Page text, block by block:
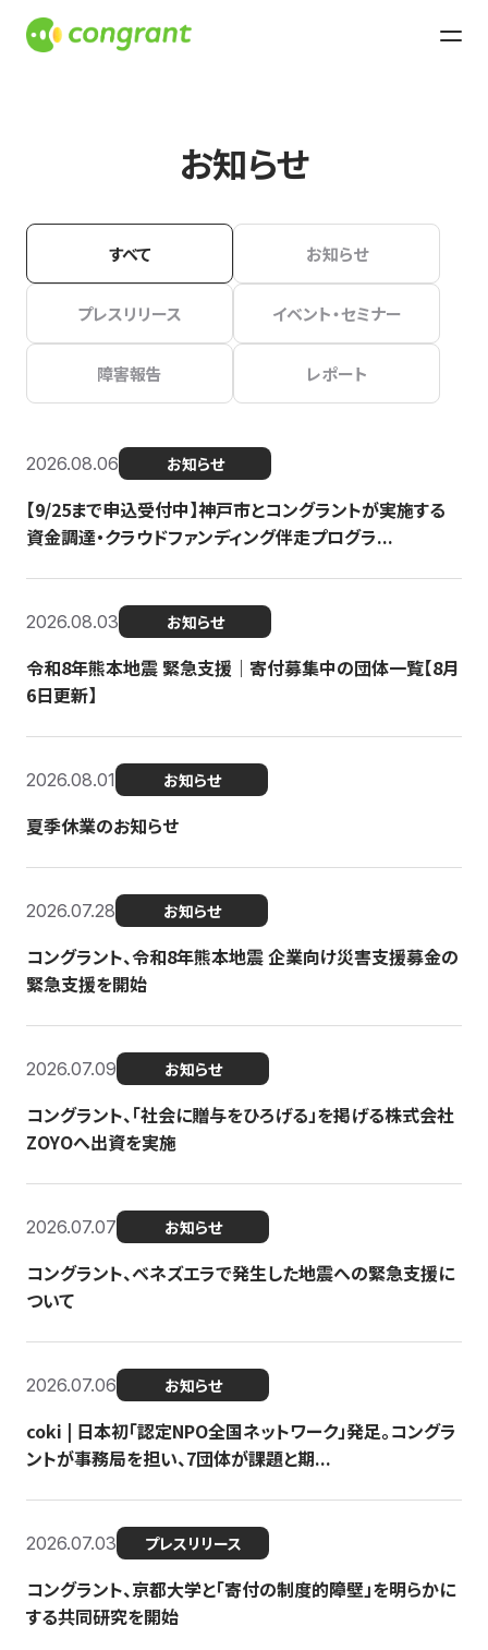
お知らせ
すべて お知らせ
プレスリリース イベント・セミナー
障害報告 レポート
2026.08.06 お知らせ
【9/25まで申込受付中】神戸市とコングラントが実施する
資金調達・クラウドファンディング伴走プログラ...
2026.08.03 お知らせ
令和8年熊本地震 緊急支援｜寄付募集中の団体一覧【8月
6日更新】
2026.08.01 お知らせ
夏季休業のお知らせ
2026.07.28 お知らせ
コングラント、令和8年熊本地震 企業向け災害支援募金の
緊急支援を開始
2026.07.09 お知らせ
コングラント、「社会に贈与をひろげる」を掲げる株式会社
ZOYOへ出資を実施
2026.07.07 お知らせ
コングラント、ベネズエラで発生した地震への緊急支援に
ついて
2026.07.06 お知らせ
coki | 日本初「認定NPO全国ネットワーク」発足。コングラ
ントが事務局を担い、7団体が課題と期...
2026.07.03 プレスリリース
コングラント、京都大学と「寄付の制度的障壁」を明らかに
する共同研究を開始